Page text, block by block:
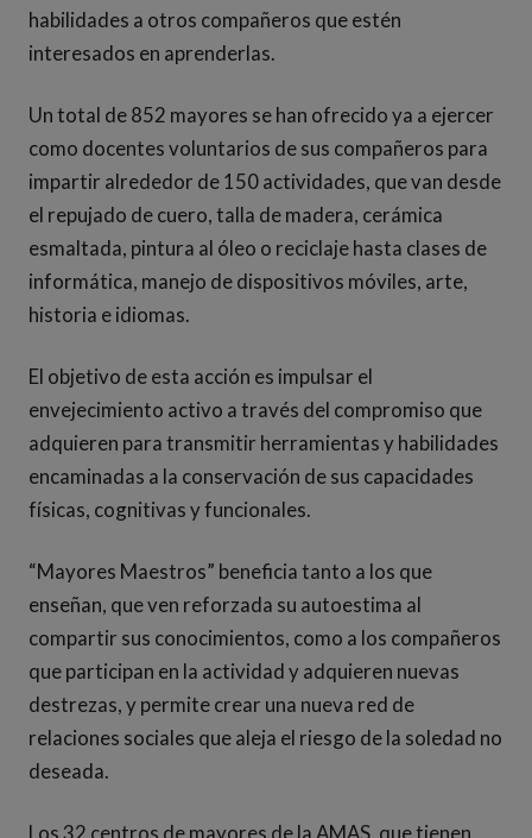
habilidades a otros compañeros que estén
interesados en aprenderlas.
Un total de 852 mayores se han ofrecido ya a ejercer
como docentes voluntarios de sus compañeros para
impartir alrededor de 150 actividades, que van desde
el repujado de cuero, talla de madera, cerámica
esmaltada, pintura al óleo o reciclaje hasta clases de
informática, manejo de dispositivos móviles, arte,
historia e idiomas.
El objetivo de esta acción es impulsar el
envejecimiento activo a través del compromiso que
adquieren para transmitir herramientas y habilidades
encaminadas a la conservación de sus capacidades
físicas, cognitivas y funcionales.
“Mayores Maestros” beneficia tanto a los que
enseñan, que ven reforzada su autoestima al
compartir sus conocimientos, como a los compañeros
que participan en la actividad y adquieren nuevas
destrezas, y permite crear una nueva red de
relaciones sociales que aleja el riesgo de la soledad no
deseada.
Los 32 centros de mayores de la AMAS, que tienen